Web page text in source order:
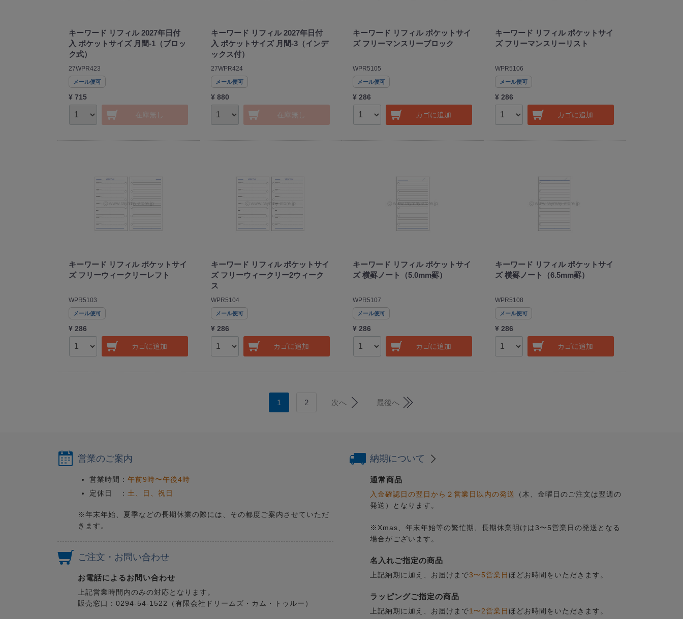
キーワード リフィル 2027年日付
入 ポケットサイズ 月間-1（ブロッ
ク式）
27WPR423
メール便可
¥ 715
在庫無し
キーワード リフィル 2027年日付
入 ポケットサイズ 月間-3（インデ
ックス付）
27WPR424
メール便可
¥ 880
在庫無し
キーワード リフィル ポケットサイ
ズ フリーマンスリーブロック
WPR5105
メール便可
¥ 286
カゴに追加
キーワード リフィル ポケットサイ
ズ フリーマンスリーリスト
WPR5106
メール便可
¥ 286
カゴに追加
キーワード リフィル ポケットサイ
ズ フリーウィークリーレフト
WPR5103
メール便可
¥ 286
カゴに追加
キーワード リフィル ポケットサイ
ズ フリーウィークリー2ウィーク
ス
WPR5104
メール便可
¥ 286
カゴに追加
キーワード リフィル ポケットサイ
ズ 横罫ノート（5.0mm罫）
WPR5107
メール便可
¥ 286
カゴに追加
キーワード リフィル ポケットサイ
ズ 横罫ノート（6.5mm罫）
WPR5108
メール便可
¥ 286
カゴに追加
1 2 次へ 最後へ
営業のご案内
営業時間： 午前9時〜午後4時
定休日 ： 土、日、祝日
※年末年始、夏季などの長期休業の際には、その都度ご案内させていただ
きます。
ご注文・お問い合わせ
お電話によるお問い合わせ
上記営業時間内のみの対応となります。
販売窓口：0294-54-1522（有限会社ドリームズ・カム・トゥルー）
納期について
通常商品
入金確認日の翌日から２営業日以内の発送
（木、金曜日のご注文は翌週の
発送）となります。
※Xmas、年末年始等の繁忙期、長期休業明けは3〜5営業日の発送となる
場合がございます。
名入れご指定の商品
上記納期に加え、お届けまで3〜5営業日 ほどお時間をいただきます。
ラッピングご指定の商品
上記納期に加え、お届けまで1〜2営業日 ほどお時間をいただきます。